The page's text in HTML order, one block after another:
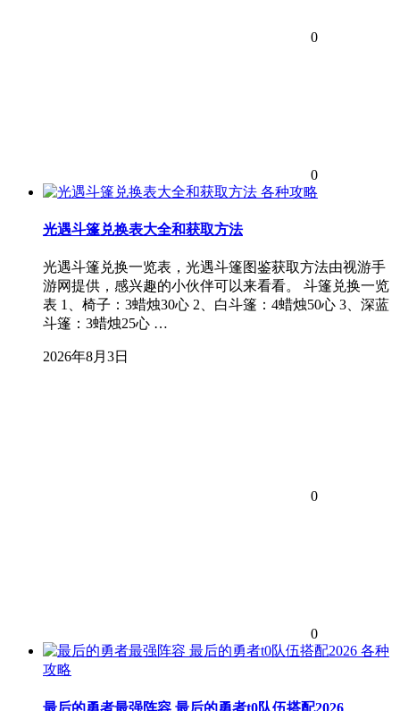
0
0
各种攻略
光遇斗篷兑换表大全和获取方法
光遇斗篷兑换一览表，光遇斗篷图鉴获取方法由视游手
游网提供，感兴趣的小伙伴可以来看看。 斗篷兑换一览
表 1、椅子：3蜡烛30心 2、白斗篷：4蜡烛50心 3、深蓝
斗篷：3蜡烛25心 …
2026年8月3日
0
0
各种
攻略
最后的勇者最强阵容 最后的勇者t0队伍搭配2026